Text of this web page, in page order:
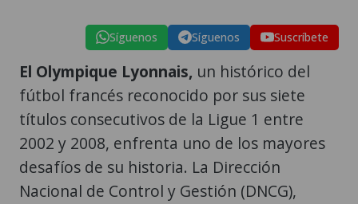
Síguenos Síguenos Suscríbete
El Olympique Lyonnais, un histórico del
fútbol francés reconocido por sus siete
títulos consecutivos de la Ligue 1 entre
2002 y 2008, enfrenta uno de los mayores
desafíos de su historia. La Dirección
Nacional de Control y Gestión (DNCG),